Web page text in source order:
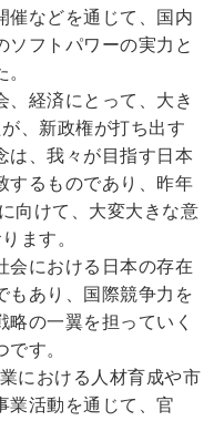
催などを通じて、国内
ソフトパワーの実力と
、経済にとって、大き
、新政権が打ち出す
は、我々が目指す日本
するものであり、昨年
向けて、大変大きな意
ます。
会における日本の存在
もあり、国際競争力を
の一翼を担っていく
す。
における人材育成や市
業活動を通じて、官